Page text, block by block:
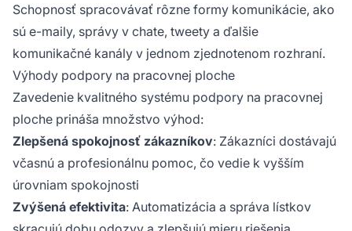
Schopnosť spracovávať rôzne formy komunikácie, ako
sú e-maily, správy v chate, tweety a ďalšie
komunikačné kanály v jednom zjednotenom rozhraní.
Výhody podpory na pracovnej ploche
Zavedenie kvalitného systému podpory na pracovnej
ploche prináša množstvo výhod:
Zlepšená spokojnosť zákazníkov: Zákazníci dostávajú
včasnú a profesionálnu pomoc, čo vedie k vyšším
úrovniam spokojnosti
Zvýšená efektivita: Automatizácia a správa lístkov